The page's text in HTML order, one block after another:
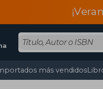
más vendidos